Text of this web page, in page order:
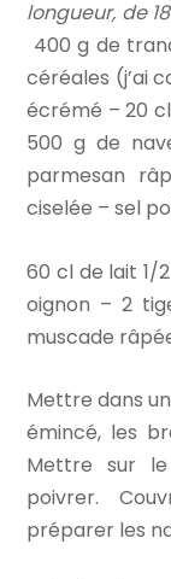
longueur, de
400 g de
céréales (j’ai
écrémé – 20
500 g de
parmesan
ciselée – sel
60 cl de lait 1/
oignon – 2
muscade
Mettre dans
émincé, les
Mettre sur
poivrer.
préparer les